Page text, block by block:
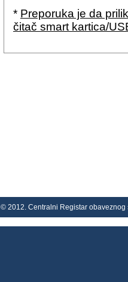
* Preporuka je da
čitač smart kartica/
© 2012. Centralni Registar obaveznog